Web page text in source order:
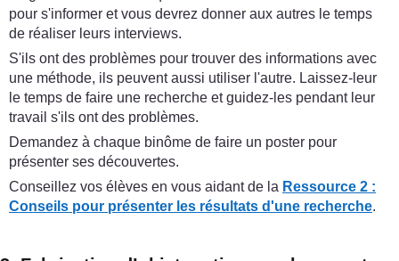
pour s'informer et vous devrez donner aux autres le temps
de réaliser leurs interviews.
S'ils ont des problèmes pour trouver des informations avec
une méthode, ils peuvent aussi utiliser l'autre. Laissez-leur
le temps de faire une recherche et guidez-les pendant leur
travail s'ils ont des problèmes.
Demandez à chaque binôme de faire un poster pour
présenter ses découvertes.
Conseillez vos élèves en vous aidant de la Ressource 2 :
Conseils pour présenter les résultats d'une recherche.